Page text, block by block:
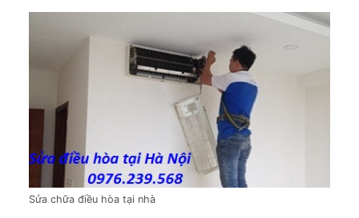
Sửa chữa điều hòa tại nhà